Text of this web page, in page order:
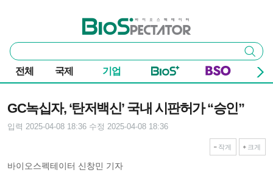
바이오스펙테이터
통
합
검
색
검색
전체 국제 기업
GC녹십자, ‘탄저백신’ 국내 시판허가 “승인”
입력 2025-04-08 18:36 수정 2025-04-08 18:36
작게 크게
바이오스펙테이터 신창민 기자